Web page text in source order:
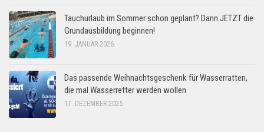
Tauchurlaub im Sommer schon geplant? Dann JETZT die
Grundausbildung beginnen!
19. JANUAR 2026
Das passende Weihnachtsgeschenk für Wasserratten,
die mal Wasserretter werden wollen
17. DEZEMBER 2025